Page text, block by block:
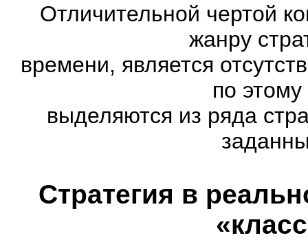
Отличительной чертой
жанру
времени, является
по
выделяются из ряда
Стратегия в